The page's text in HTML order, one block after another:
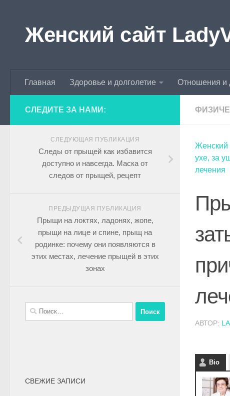
Женский сайт
Главная Здоровье и долголетие Отношения и
Женский
ухе, за
лечения
АВТОР:
Bio
СЛЕДИТЕ ЗА НАМИ:
СЛЕДУЮЩАЯ ПУБЛИКАЦИЯ
Следы от прыщей как избавится
доступно и навсегда. Маска от
следов от прыщей, рецепт
ПРЕДЫДУЩАЯ ПУБЛИКАЦИЯ
Прыщи на локтях, ладонях, жопе,
прыщи на лице и спине, прыщ на
родинке: почему они появляются в
этих местах, лечение прыщей в этих
зонах
СВЕЖИЕ ЗАПИСИ